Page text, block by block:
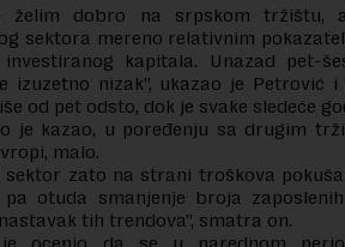
želim dobro na srpskom tržištu,
sektora mereno relativnim
kapitala. Unazad pet-
izuzetno nizak”, ukazao je Petrović
od pet odsto, dok je svake sledeće
je kazao, u poređenju sa drugim
malo.
sektor zato na strani troškova
pa otuda smanjenje broja
tih trendova”, smatra on.